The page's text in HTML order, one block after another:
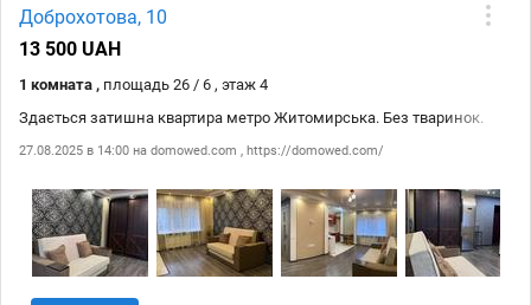
09.09 domowed.com
Доброхотова, 10
13 500 UAH
1 комната , площадь 26 / 6 , этаж 4
Здається затишна квартира метро Житомирська. Без тваринок.
27.08.2025 в 14:00 на domowed.com , https://domowed.com/